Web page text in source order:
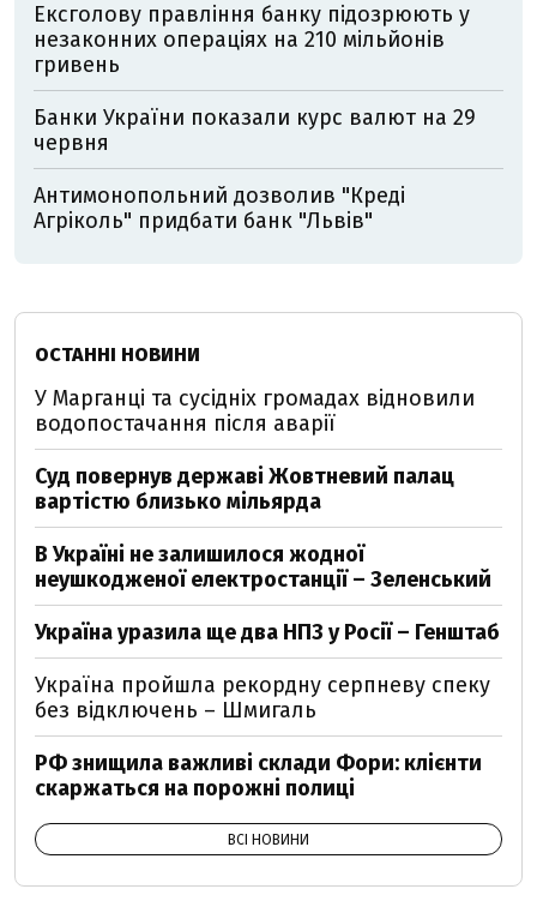
Ексголову правління банку підозрюють у
незаконних операціях на 210 мільйонів
гривень
Банки України показали курс валют на 29
червня
Антимонопольний дозволив "Креді
Агріколь" придбати банк "Львів"
ОСТАННІ НОВИНИ
У Марганці та сусідніх громадах відновили
водопостачання після аварії
Суд повернув державі Жовтневий палац
вартістю близько мільярда
В Україні не залишилося жодної
неушкодженої електростанції – Зеленський
Україна уразила ще два НПЗ у Росії – Генштаб
Україна пройшла рекордну серпневу спеку
без відключень – Шмигаль
РФ знищила важливі склади Фори: клієнти
скаржаться на порожні полиці
ВСІ НОВИНИ